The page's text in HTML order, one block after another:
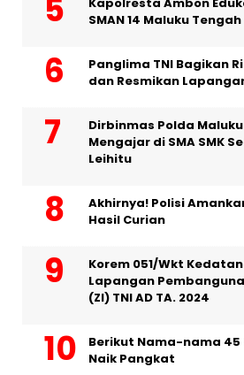
Kapolresta Ambon
SMAN 14 Maluku Tengah
Panglima TNI Bagikan
dan Resmikan
Dirbinmas Polda
Mengajar di SMA SMK
Leihitu
Akhirnya! Polisi
Hasil Curian
Korem 051/Wkt
Lapangan
(ZI) TNI AD TA. 2024
Berikut Nama-nama 45
Naik Pangkat